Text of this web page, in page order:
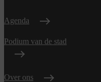
Agenda
Podium van de stad
Over ons